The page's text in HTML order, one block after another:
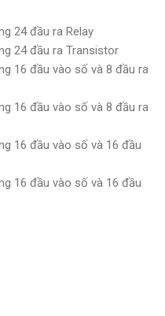
24 đầu ra Relay
24 đầu ra Transistor
16 đầu vào số và 8 đầu ra
16 đầu vào số và 8 đầu ra
16 đầu vào số và 16 đầu
16 đầu vào số và 16 đầu